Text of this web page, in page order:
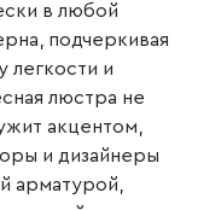
в любой
подчеркивая
легкости и
люстра не
акцентом,
и дизайнеры
арматурой,